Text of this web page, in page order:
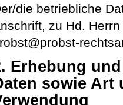
die betriebliche
zu Hd.
Erhebung
sowie Art